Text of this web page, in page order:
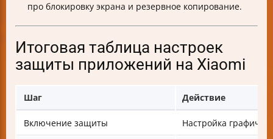
про блокировку экрана и резервное копирование.
Итоговая таблица настроек
защиты приложений на Xiaomi
Шаг Действие
Включение защиты Настройка